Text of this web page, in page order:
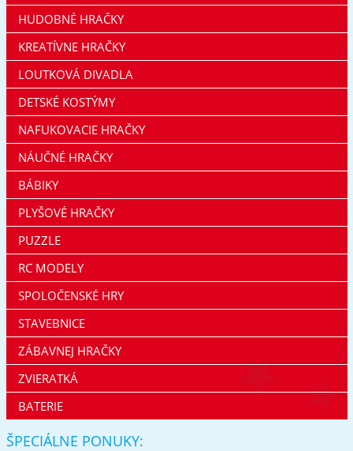
HUDOBNÉ HRAČKY
KREATÍVNE HRAČKY
LOUTKOVÁ DIVADLA
DETSKÉ KOSTÝMY
NAFUKOVACIE HRAČKY
NÁUČNÉ HRAČKY
BÁBIKY
PLYŠOVÉ HRAČKY
PUZZLE
RC MODELY
SPOLOČENSKÉ HRY
STAVEBNICE
ZÁBAVNEJ HRAČKY
ZVIERATKÁ
BATERIE
ŠPECIÁLNE PONUKY: